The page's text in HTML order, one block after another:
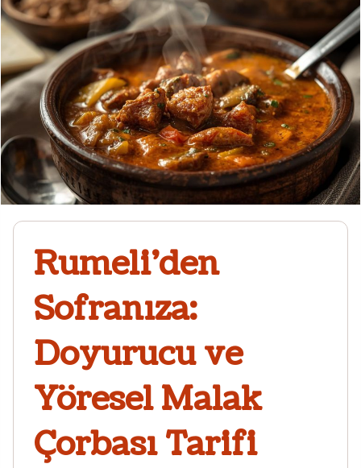
Rumeli’den
Sofranıza:
Doyurucu ve
Yöresel Malak
Çorbası Tarifi